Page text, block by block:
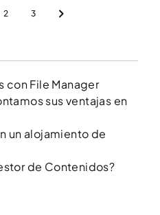
2 3
con File Manager
sus ventajas en
un alojamiento de
de Contenidos?